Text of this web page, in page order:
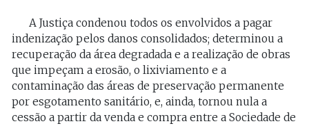
A Justiça condenou todos os envolvidos a pagar
indenização pelos danos consolidados; determinou a
recuperação da área degradada e a realização de obras
que impeçam a erosão, o lixiviamento e a
contaminação das áreas de preservação permanente
por esgotamento sanitário, e, ainda, tornou nula a
cessão a partir da venda e compra entre a Sociedade de